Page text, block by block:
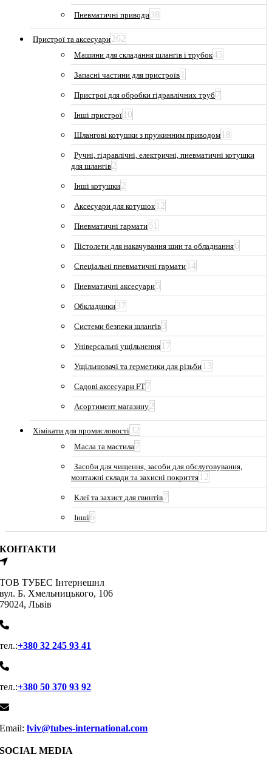
Пневматичні приводи38
Пристрої та аксесуари262
Машини для складання шлангів і трубок45
Запасні частини для пристроїв 1
Пристрої для обробки гідравлічних труб 7
Інші пристрої 10
Шлангові котушки з пружинним приводом 18
Ручні, гідравлічні, електричні, пневматичні котушки
для шлангів2
Інші котушки2
Аксесуари для котушок 12
Пневматичні гармати61
Пістолети для накачування шин та обладнання6
Спеціальні пневматичні гармати 14
Пневматичні аксесуари5
Обкладинки37
Системи безпеки шлангів3
Універсальні ущільнення 17
Ущільнювачі та герметики для різьби 13
Садові аксесуари FT7
Асортимент магазину2
Хімікати для промисловості 32
Масла та мастила 7
Засоби для чищення, засоби для обслуговування,
монтажні склади та захисні покриття 12
Клеї та захист для гвинтів7
Інші 6
КОНТАКТИ
ТОВ ТУБЕС Iнтернешнл
вул. Б. Хмельницького, 106
79024, Львiв
тел.:+380 32 245 93 41
тел.:+380 50 370 93 92
Email:lviv@tubes-international.com
SOCIAL MEDIA